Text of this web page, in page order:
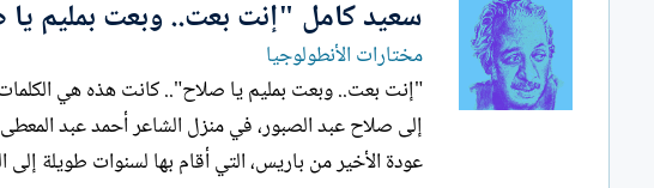
سعيد كامل "إنت بعت.. وبعت بمليم
مختارات الأنطولوجيا
"إنت بعت.. وبعت بمليم يا
عودة الأخير من باريس، التي أقام بها لسنوات طويلة إلى